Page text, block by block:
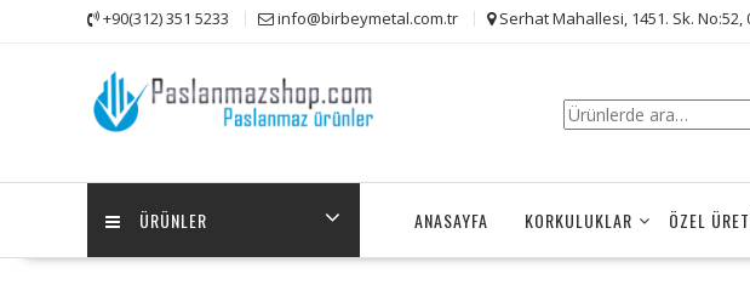
+90(312) 351 5233 info@birbeymetal.com.tr Serhat Mahallesi, 1451. Sk.
Ara:
ÜRÜNLER ANASAYFA KORKULUKLAR ÖZEL